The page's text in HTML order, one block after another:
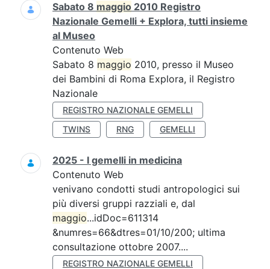
Sabato 8 maggio 2010 Registro
Nazionale Gemelli + Explora, tutti insieme
al Museo
Contenuto Web
Sabato 8 maggio 2010, presso il Museo
dei Bambini di Roma Explora, il Registro
Nazionale
REGISTRO NAZIONALE GEMELLI
TWINS
RNG GEMELLI
2025 - I gemelli in medicina
Contenuto Web
venivano condotti studi antropologici sui
più diversi gruppi razziali e, dal
maggio...idDoc=611314
&numres=66&dtres=01/10/200; ultima
consultazione ottobre 2007....
REGISTRO NAZIONALE GEMELLI